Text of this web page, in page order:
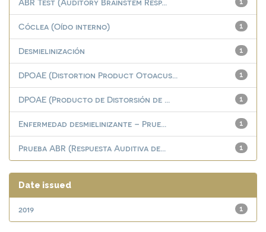
1
ABR Test (Auditory Brainstem Resp...
1
Cóclea (Oído interno)
1
Desmielinización
1
DPOAE (Distortion Product Otoacus...
1
DPOAE (Producto de Distorsión de ...
1
Enfermedad desmielinizante – Prue...
1
Prueba ABR (Respuesta Auditiva de...
Date issued
1
2019